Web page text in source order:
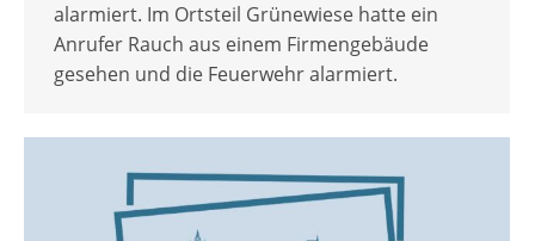
alarmiert. Im Ortsteil Grünewiese hatte ein
Anrufer Rauch aus einem Firmengebäude
gesehen und die Feuerwehr alarmiert.